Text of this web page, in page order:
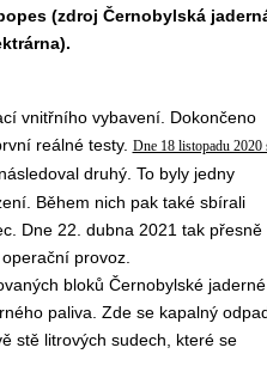
(zdroj Černobylská
vnitřního vybavení. Dokončeno
reálné testy. Dne 18 listopadu 2020
druhý. To byly jedny
Během nich pak také sbírali
Dne 22. dubna 2021 tak přesně
provoz.
bloků Černobylské jaderné
paliva. Zde se kapalný
stě litrových sudech, které se